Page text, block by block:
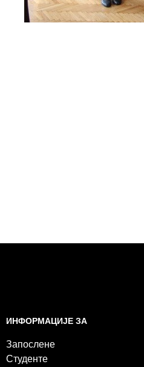
ИНФОРМАЦИЈЕ ЗА
Запослене
Студенте